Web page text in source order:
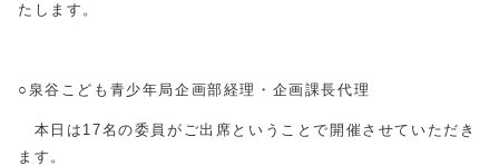
たします。
○泉谷こども青少年局企画部経理・企画課長代理
本日は17名の委員がご出席ということで開催させていただき
ます。